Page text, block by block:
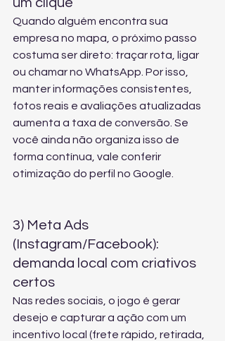
um clique
Quando alguém encontra sua
empresa no mapa, o próximo passo
costuma ser direto: traçar rota, ligar
ou chamar no WhatsApp. Por isso,
manter informações consistentes,
fotos reais e avaliações atualizadas
aumenta a taxa de conversão. Se
você ainda não organiza isso de
forma contínua, vale conferir
otimização do perfil no Google
3) Meta Ads
(Instagram/Facebook):
demanda local com criativos
certos
Nas redes sociais, o jogo é gerar
desejo e capturar a ação com um
incentivo local (frete rápido, retirada,